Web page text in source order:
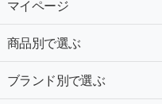
マイページ
商品別で選ぶ
ブランド別で選ぶ